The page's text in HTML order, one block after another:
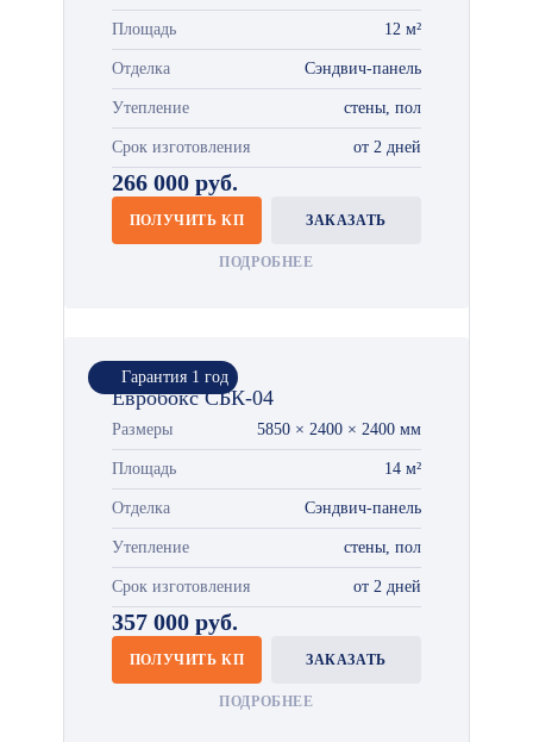
Площадь 12 м²
Отделка Сэндвич-панель
Утепление стены, пол
Срок изготовления от 2 дней
266 000 руб.
ПОЛУЧИТЬ КП ЗАКАЗАТЬ
ПОДРОБНЕЕ
Гарантия 1 год
Евробокс СБК-04
Размеры 5850 × 2400 × 2400 мм
Площадь 14 м²
Отделка Сэндвич-панель
Утепление стены, пол
Срок изготовления от 2 дней
357 000 руб.
ПОЛУЧИТЬ КП ЗАКАЗАТЬ
ПОДРОБНЕЕ